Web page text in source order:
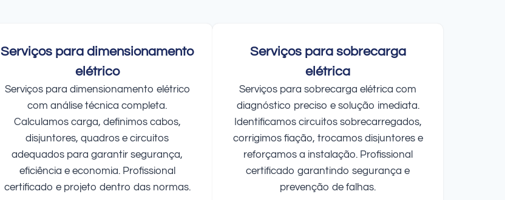
Serviços para dimensionamento
elétrico
Serviços para dimensionamento elétrico
com análise técnica completa.
Calculamos carga, definimos cabos,
disjuntores, quadros e circuitos
adequados para garantir segurança,
eficiência e economia. Profissional
certificado e projeto dentro das normas.
Serviços para sobrecarga
elétrica
Serviços para sobrecarga elétrica com
diagnóstico preciso e solução imediata.
Identificamos circuitos sobrecarregados,
corrigimos fiação, trocamos disjuntores e
reforçamos a instalação. Profissional
certificado garantindo segurança e
prevenção de falhas.